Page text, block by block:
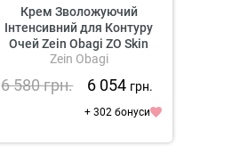
Крем Зволожуючий
Інтенсивний для Контуру
Очей Zein Obagi ZO Skin
Health Intense Eye Creme 15
Zein Obagi
6 580грн. 6 054 грн.
+ 302 бонуси